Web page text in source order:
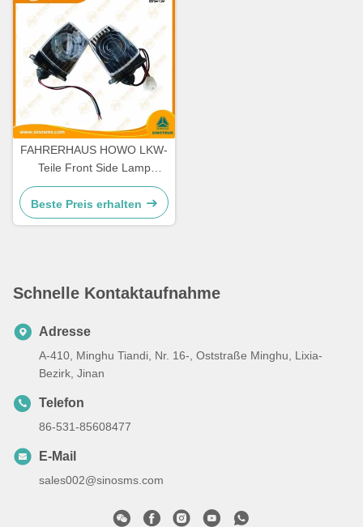
FAHRERHAUS HOWO LKW-
Teile Front Side Lamp
WG9719790005/0008
Beste Preis erhalten
Schnelle Kontaktaufnahme
Adresse
A-410, Minghu Tiandi, Nr. 16-, Oststraße Minghu, Lixia-
Bezirk, Jinan
Telefon
86-531-85608477
E-Mail
sales002@sinosms.com